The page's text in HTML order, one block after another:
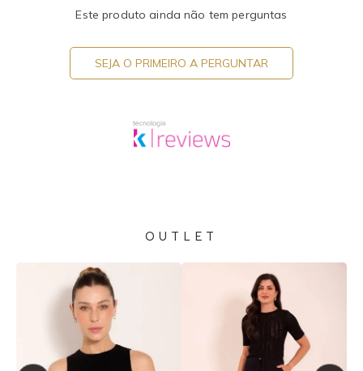
Este produto ainda não tem perguntas
SEJA O PRIMEIRO A PERGUNTAR
OUTLET